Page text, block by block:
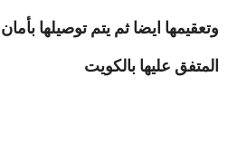
وتعقيمها ايضا ثم يتم توصيلها بأمان
المتفق عليها بالكويت